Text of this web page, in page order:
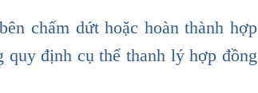
chấm dứt hoặc hoàn thành hợp
quy định cụ thể thanh lý hợp đồng